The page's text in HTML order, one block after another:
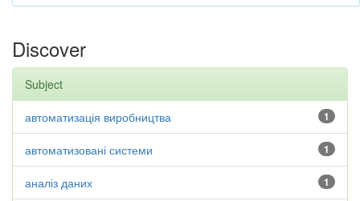
Discover
Subject
1
автоматизація виробництва
1
автоматизовані системи
1
аналіз даних